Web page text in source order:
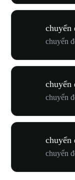
chuyển
chuyển
chuyển
chuyển
chuyển
chuyển